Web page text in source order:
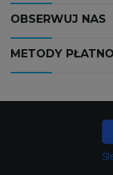
OBSERWUJ NAS
METODY